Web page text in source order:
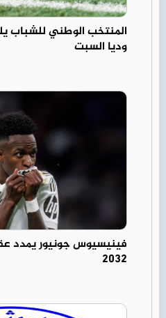
المنتخب الوطني للشباب
وديا السبت
فينيسيوس جونيور يمدد
2032